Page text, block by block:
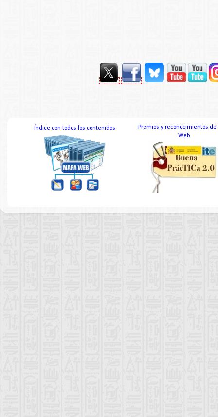
Índice con todos los contenidos
Premios y reconocimientos
Web